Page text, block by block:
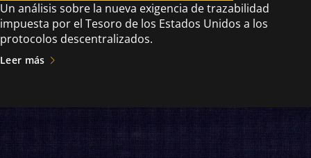
Un análisis sobre la nueva exigencia de trazabilidad
impuesta por el Tesoro de los Estados Unidos a los
protocolos descentralizados.
Leer más